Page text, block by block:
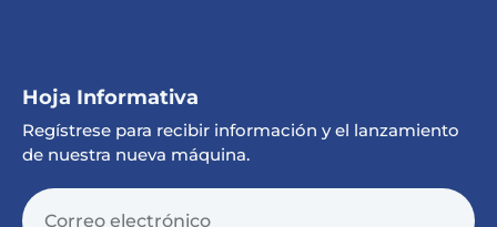
Hoja Informativa
Regístrese para recibir información y el lanzamiento
de nuestra nueva máquina.